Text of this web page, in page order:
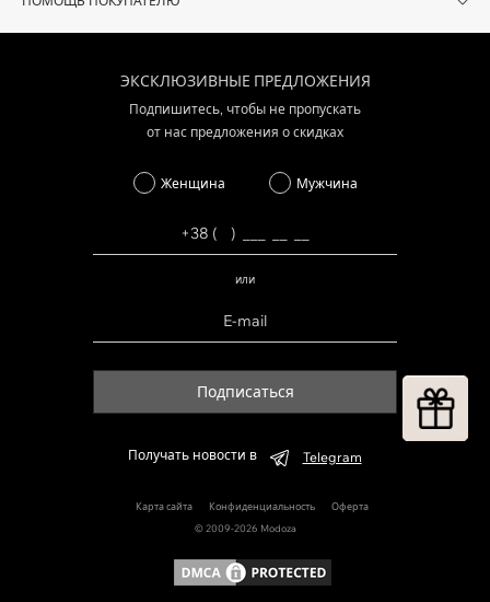
ЭКСКЛЮЗИВНЫЕ ПРЕДЛОЖЕНИЯ
Подпишитесь, чтобы не пропускать
от нас предложения о скидках
Женщина Мужчина
или
Подписаться
Получать новости в Telegram
Карта сайта Конфиденциальность
Оферта
© 2009-2026 Modoza